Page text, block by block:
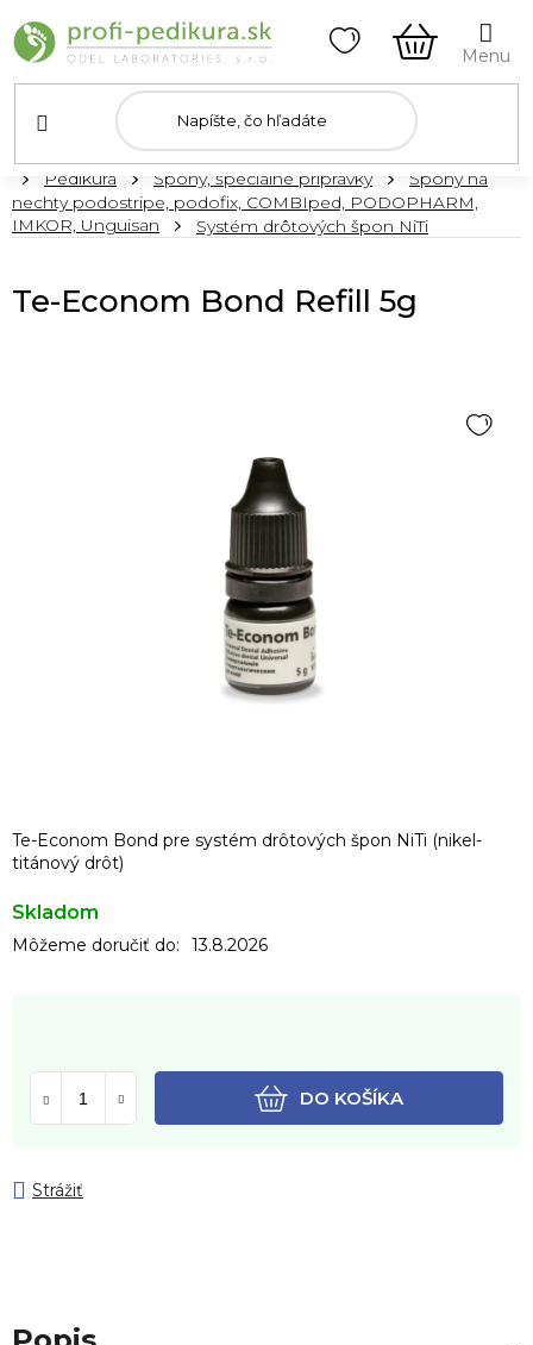
na
obsah
KOŠÍK
DomovPedikúra Špony, špeciálne prípravky
Špony na
nechty podostripe, podofix, COMBIped, PODOPHARM,
IMKOR, Unguisan
Systém drôtových špon NiTi
Te-Econom Bond pre systém drôtových špon NiTi (nikel-
titánový drôt)
Skladom
Môžeme doručiť do: 13.8.2026
DO KOŠÍKA
Strážiť
Te-Econom Bond Refill 5g